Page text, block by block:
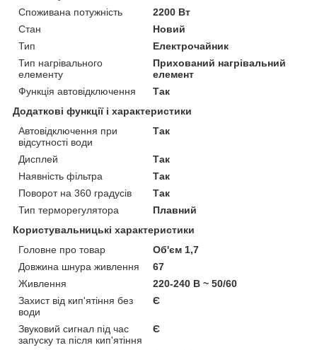
Споживана потужність
2200 Вт
Стан
Новий
Тип
Електрочайник
Тип нагрівального
елементу
Прихований нагрівальний
елемент
Функція автовідключення
Так
Додаткові функції і характеристики
Автовідключення при
відсутності води
Так
Дисплей
Так
Наявність фільтра
Так
Поворот на 360 градусів
Так
Тип терморегулятора
Плавний
Користувальницькі характеристики
Головне про товар
Об'єм 1,7
Довжина шнура живлення
67
Живлення
220-240 В ~ 50/60
Захист від кип'ятіння без
води
Є
Звуковий сигнал під час
запуску та після кип'ятіння
Є